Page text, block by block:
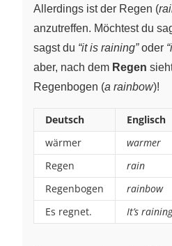
Allerdings ist der Regen (
anzutreffen. Möchtest du
sagst du “it is raining”oder
aber, nach dem Regen
Regenbogen (a rainbow)!
Deutsch
Englisch
wärmer
warmer
Regen
rain
Regenbogen
rainbow
Es regnet.
It’s